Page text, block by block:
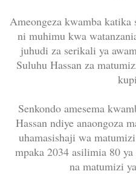
Ameongeza kwamba
ni muhimu kwa
juhudi za serikali ya
Suluhu Hassan za
Senkondo amesema
Hassan ndiye anaongoza
uhamasishaji wa
mpaka 2034 asilimia 80
na matumizi